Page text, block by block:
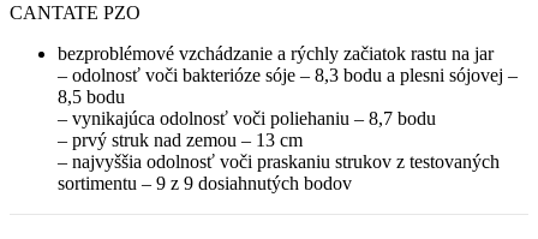
CANTATE PZO
bezproblémové vzchádzanie a rýchly začiatok rastu na jar
– odolnosť voči bakterióze sóje – 8,3 bodu a plesni sójovej –
8,5 bodu
– vynikajúca odolnosť voči poliehaniu – 8,7 bodu
– prvý struk nad zemou – 13 cm
– najvyššia odolnosť voči praskaniu strukov z testovaných
sortimentu – 9 z 9 dosiahnutých bodov